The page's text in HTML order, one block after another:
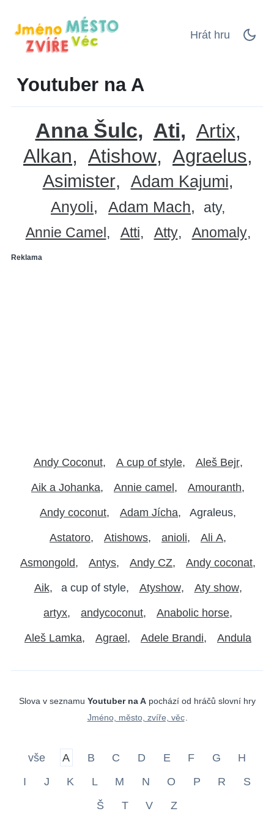
Hrát hru
Youtuber na A
Anna Šulc Ati
Artix
Alkan
Atishow Agraelus
Asimister Adam Kajumi
Anyoli Adam Mach
aty
Annie Camel
Atti Atty Anomaly
Reklama
Andy Coconut A cup of style Aleš Bejr
Aik a Johanka Annie camel Amouranth
Andy coconut Adam Jícha Agraleus
Astatoro Atishows anioli Ali A
Asmongold Antys Andy CZ Andy coconat
Aik a cup of style Atyshow Aty show
artyx andycoconut Anabolic horse
Aleš Lamka Agrael Adele Brandi Andula
Slova v seznamu Youtuber na Apochází od hráčů slovní hry
Jméno, město, zvíře, věc
vše A B C D E F G
H
I
J K L M N O P R
S
Š
T V Z